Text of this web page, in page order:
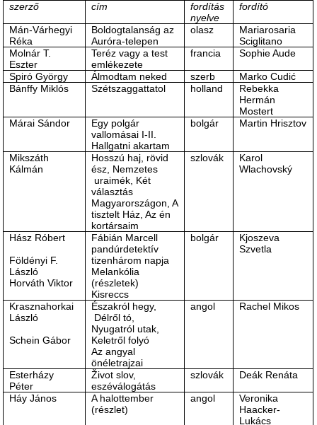
szerző cím
fordítás
nyelve
fordító
Mán-Várhegyi
Réka
Boldogtalanság az
Auróra-telepen
olasz
Mariarosaria
Sciglitano
Molnár T.
Eszter
Teréz vagy a test
emlékezete
francia Sophie Aude
Spiró György Álmodtam neked szerb
Marko Cudić
Bánffy Miklós
Szétszaggattatol holland
Rebekka
Hermán
Mostert
Márai Sándor
Egy polgár
vallomásai I-II.
Hallgatni akartam
bolgár Martin Hrisztov
Mikszáth
Kálmán
Hosszú haj, rövid
ész, Nemzetes
uraimék, Két
választás
Magyarországon, A
tisztelt Ház, Az én
kortársaim
szlovák
Karol
Wlachovský
Hász Róbert
Földényi F.
László
Horváth Viktor
Fábián Marcell
pandúrdetektív
tizenhárom napja
Melankólia
(részletek)
Kisreccs
bolgár
Kjoszeva
Szvetla
Krasznahorkai
László
Schein Gábor
Északról hegy,
Délről tó,
Nyugatról utak,
Keletről folyó
Az angyal
önéletrajzai
angol Rachel Mikos
Esterházy
Péter
Život slov,
eszéválogátás
szlovák Deák Renáta
Háy János
A halottember
(részlet)
angol
Veronika
Haacker-
Lukács